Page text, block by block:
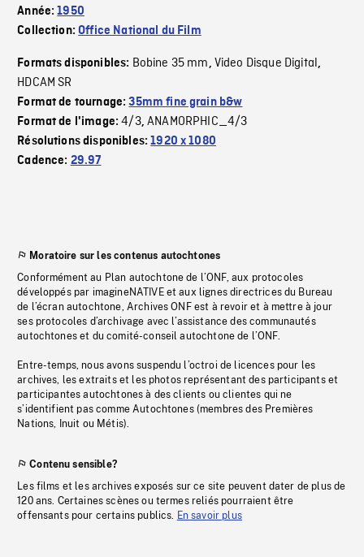
Année:1950
Collection:Office National du Film
Formats disponibles: Bobine 35 mm, Video Disque Digital,
HDCAM SR
Format de tournage:35mm fine grain b&w
Format de l'image:4/3,ANAMORPHIC_4/3
Résolutions disponibles:1920 x 1080
Cadence: 29.97
Moratoire sur les contenus autochtones
Conformément au Plan autochtone de l’ONF, aux protocoles
développés par imagineNATIVE et aux lignes directrices du Bureau
de l’écran autochtone, Archives ONF est à revoir et à mettre à jour
ses protocoles d’archivage avec l’assistance des communautés
autochtones et du comité-conseil autochtone de l’ONF.
Entre-temps, nous avons suspendu l’octroi de licences pour les
archives, les extraits et les photos représentant des participants et
participantes autochtones à des clients ou clientes qui ne
s’identifient pas comme Autochtones (membres des Premières
Nations, Inuit ou Métis).
Contenu sensible?
Les films et les archives exposés sur ce site peuvent dater de plus de
120 ans. Certaines scènes ou termes reliés pourraient être
offensants pour certains publics. En savoir plus